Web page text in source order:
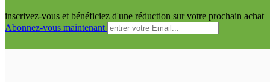
inscrivez-vous et bénéficiez d'une réduction sur votre prochain achat
Abonnez-vous maintenant